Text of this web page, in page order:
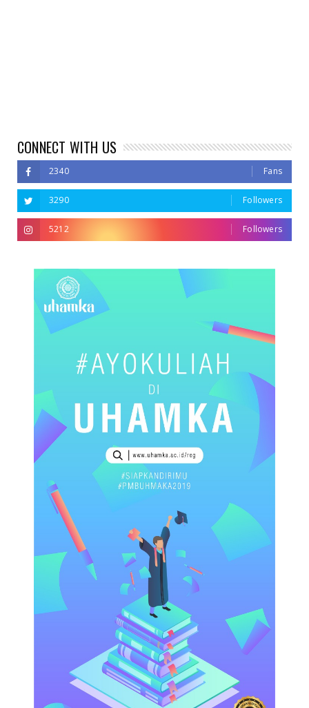
CONNECT WITH US
2340 Fans
3290 Followers
5212 Followers